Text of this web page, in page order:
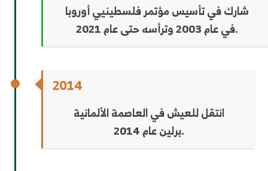
شارك في تأسيس مؤتمر فلسطينيي أوروبا
في عام 2003 وترأسه حتى عام 2021.
2014
انتقل للعيش في العاصمة الألمانية
برلين عام 2014.